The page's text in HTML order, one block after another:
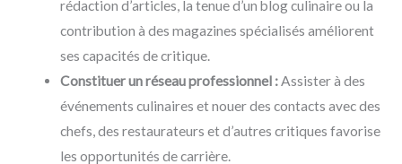
rédaction d’articles, la tenue d’un blog culinaire ou la
contribution à des magazines spécialisés améliorent
ses capacités de critique.
Constituer un réseau professionnel :Assister à des
événements culinaires et nouer des contacts avec des
chefs, des restaurateurs et d’autres critiques favorise
les opportunités de carrière.